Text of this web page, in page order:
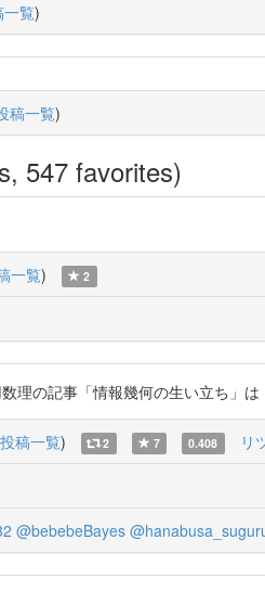
一覧)
稿一覧)
547 favorites)
一覧) 2
理の記事「情報幾何の生い立ち」
投稿一覧) 2 7 0.408 リ
@bebebeBayes